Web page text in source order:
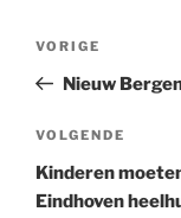
Vorig
bericht
VORIGE
Nieuw
Volgend
bericht
VOLGENDE
Kinderen
Eindhoven